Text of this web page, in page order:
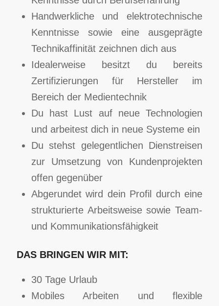
Handwerkliche und elektrotechnische
Kenntnisse sowie eine ausgeprägte
Technikaffinität zeichnen dich aus
Idealerweise besitzt du bereits
Zertifizierungen für Hersteller im
Bereich der Medientechnik
Du hast Lust auf neue Technologien
und arbeitest dich in neue Systeme ein
Du stehst gelegentlichen Dienstreisen
zur Umsetzung von Kundenprojekten
offen gegenüber
Abgerundet wird dein Profil durch eine
strukturierte Arbeitsweise sowie Team-
und Kommunikationsfähigkeit
DAS BRINGEN WIR MIT:
30 Tage Urlaub
Mobiles Arbeiten und flexible